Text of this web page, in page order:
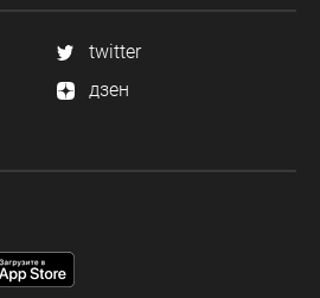
twitter
дзен